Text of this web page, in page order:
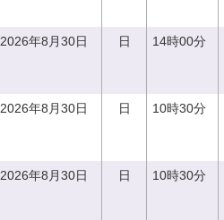
2026年8月30日 日 14時00分
2026年8月30日 日 10時30分
2026年8月30日 日 10時30分